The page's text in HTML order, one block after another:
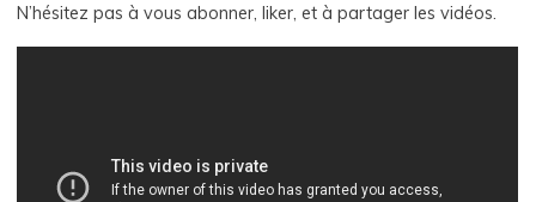
N’hésitez pas à vous abonner, liker, et à partager les vidéos.